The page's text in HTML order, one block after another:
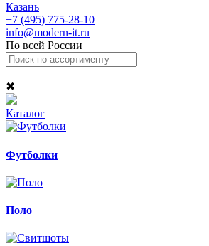
Казань
+7 (495) 775-28-10
info@modern-it.ru
По всей России
✖
Каталог
Футболки
Поло